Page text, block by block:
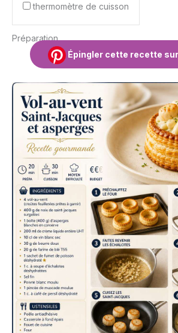
thermomètre de cuisson
Préparation
Épingler cette recette